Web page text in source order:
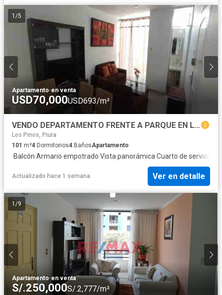
1 /5
Apartamento·en venta
USD70,000USD693/m²
VENDO DEPARTAMENTO FRENTE A PARQUE EN LA URB MIRAFLORES - CASTILLA
Los Pinos, Piura
101 m²4 Dormitorios4 BañosApartamento
·Balcón·Armario empotrado·Vista panorámica·Cuarto de servicio
Actualizado hace 1 semana Ver en detalle
1 /9
Apartamento·en venta
S/.250,000S/.2,777/m²